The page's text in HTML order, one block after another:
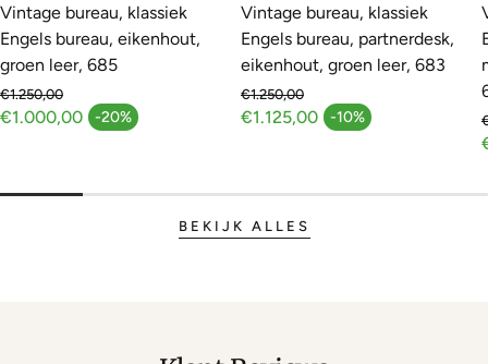
Vintage bureau, klassiek
Engels bureau, eikenhout,
groen leer, 685
€1.000,00 -20%
Aanbiedingsprijs
Normale prijs
€1.250,00
Vintage bureau, klassiek
Engels bureau, partnerdesk,
eikenhout, groen leer, 683
€1.125,00 -10%
Aanbiedingsprijs
Normale prijs
€1.250,00
BEKIJK ALLES